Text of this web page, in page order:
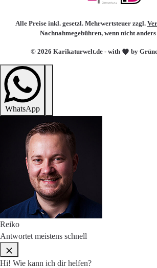
© 2026 Karikaturwelt.de - with by
Alle Preise inkl. gesetzl. Mehrwertsteuer zzgl.
Nachnahmegebühren, wenn nicht anders
WhatsApp
Reiko
Antwortet meistens schnell
Hi! Wie kann ich dir helfen?